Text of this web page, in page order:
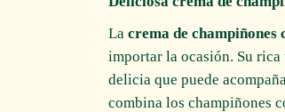
La crema de champiñones
importar la ocasión. Su
delicia que puede
combina los champiñones